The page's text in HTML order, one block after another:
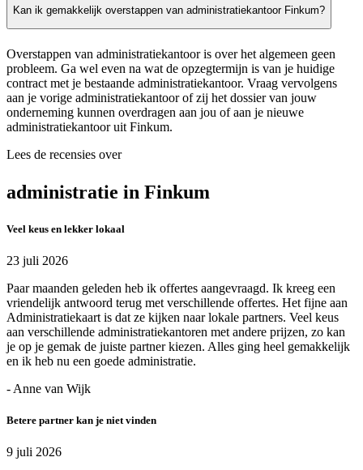
Kan ik gemakkelijk overstappen van administratiekantoor Finkum?
Overstappen van administratiekantoor is over het algemeen geen
probleem. Ga wel even na wat de opzegtermijn is van je huidige
contract met je bestaande administratiekantoor. Vraag vervolgens
aan je vorige administratiekantoor of zij het dossier van jouw
onderneming kunnen overdragen aan jou of aan je nieuwe
administratiekantoor uit Finkum.
Lees de recensies over
administratie in Finkum
Veel keus en lekker lokaal
23 juli 2026
Paar maanden geleden heb ik offertes aangevraagd. Ik kreeg een
vriendelijk antwoord terug met verschillende offertes. Het fijne aan
Administratiekaart is dat ze kijken naar lokale partners. Veel keus
aan verschillende administratiekantoren met andere prijzen, zo kan
je op je gemak de juiste partner kiezen. Alles ging heel gemakkelijk
en ik heb nu een goede administratie.
- Anne van Wijk
Betere partner kan je niet vinden
9 juli 2026